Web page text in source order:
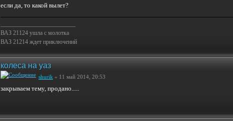
если да, то какой вылет?
ВАЗ 21124 ушла с молотка
ВАЗ 21214 ждет приключений
колеса на уаз
shurik » 11 май 2014, 20:53
закрываем тему, продано.....